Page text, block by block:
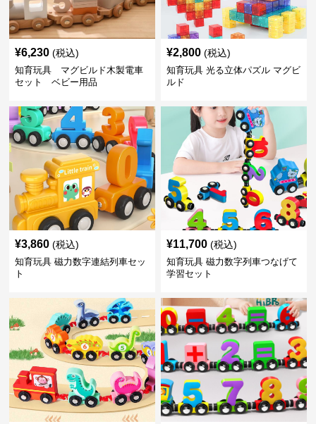
¥6,230 (税込)
知育玩具 マグビルド木製電車
セット ベビー用品
¥2,800 (税込)
知育玩具 光る立体パズル マグビ
ルド
¥3,860 (税込)
知育玩具 磁力数字連結列車セッ
ト
¥11,700 (税込)
知育玩具 磁力数字列車つなげて
学習セット